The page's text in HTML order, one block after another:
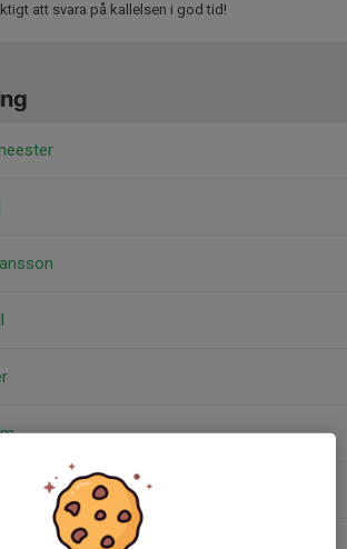
att svara på kallelsen i god tid!